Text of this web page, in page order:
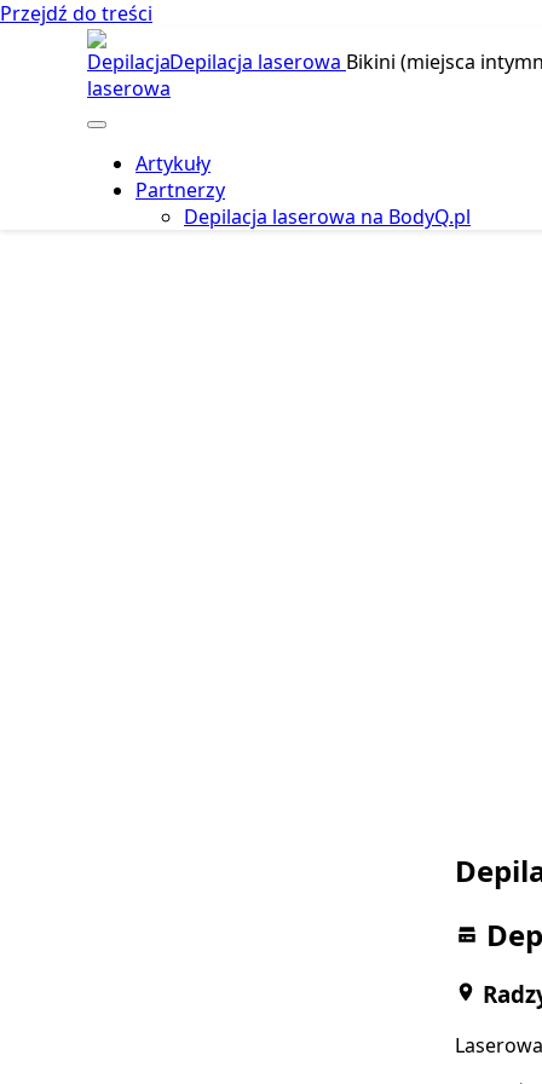
Przejdź do treści
Depilacja laserowa Bikini (miejsca
Artykuły
Partnerzy
Depilacja laserowa na BodyQ.pl